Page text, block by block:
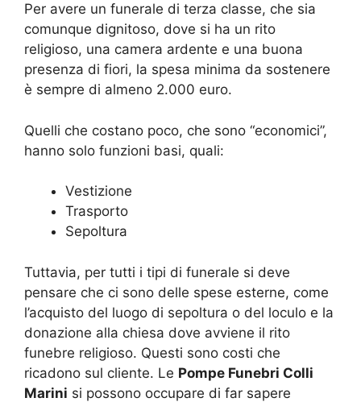
Per avere un funerale di terza classe, che sia
comunque dignitoso, dove si ha un rito
religioso, una camera ardente e una buona
presenza di fiori, la spesa minima da sostenere
è sempre di almeno 2.000 euro.
Quelli che costano poco, che sono “economici”,
hanno solo funzioni basi, quali:
Vestizione
Trasporto
Sepoltura
Tuttavia, per tutti i tipi di funerale si deve
pensare che ci sono delle spese esterne, come
l’acquisto del luogo di sepoltura o del loculo e la
donazione alla chiesa dove avviene il rito
funebre religioso. Questi sono costi che
ricadono sul cliente. Le Pompe Funebri Colli
Marini si possono occupare di far sapere